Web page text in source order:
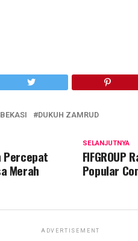
BEKASI DUKUH ZAMRUD
SELANJUTNYA
Popular
Percepat
Merah
ADVERTISEMENT